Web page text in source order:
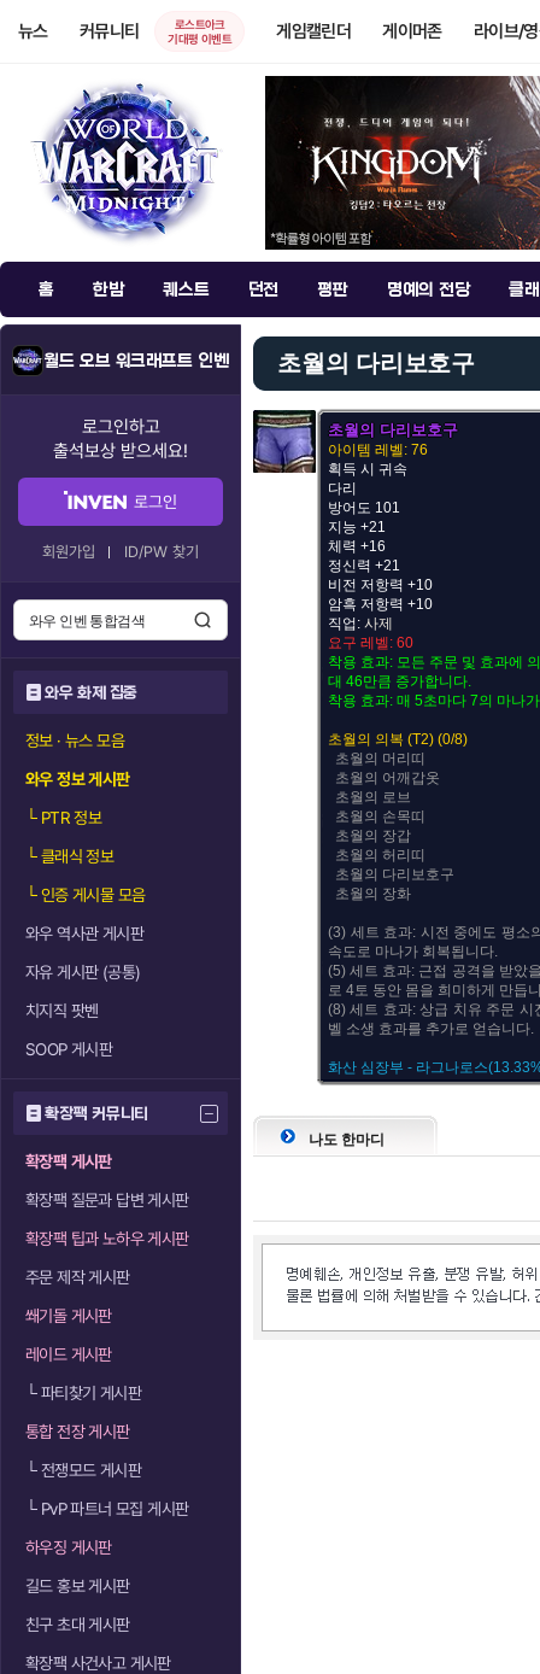
뉴스 커뮤니티
로스트아크
기대평 이벤트
게임캘린더 게이머존 라이브/
홈 한밤 퀘스트 던전 평판 명예의 전당 클
월드 오브 워크래프트 인벤
로그인하고
출석보상 받으세요!
로그인
회원가입 ID/PW 찾기
와우 화제 집중
정보 · 뉴스 모음
와우 정보 게시판
└PTR 정보
└클래식 정보
└인증 게시물 모음
와우 역사관 게시판
자유 게시판 (공통)
치지직 팟벤
SOOP 게시판
확장팩 커뮤니티
확장팩 게시판
확장팩 질문과 답변 게시판
확장팩 팁과 노하우 게시판
주문 제작 게시판
쐐기돌 게시판
레이드 게시판
└파티찾기 게시판
통합 전장 게시판
└전쟁모드 게시판
└PvP 파트너 모집 게시판
하우징 게시판
길드 홍보 게시판
친구 초대 게시판
확장팩 사건사고 게시판
초월의 다리보호구
초월의 다리보호구
아이템 레벨: 76
획득 시 귀속
다리
방어도 101
지능 +21
체력 +16
정신력 +21
비전 저항력 +10
암흑 저항력 +10
직업: 사제
요구 레벨: 60
착용 효과: 모든 주문 및 효과에
대 46만큼 증가합니다.
착용 효과: 매 5초마다 7의 마나
초월의 의복 (T2) (0/8)
초월의 머리띠
초월의 어깨갑옷
초월의 로브
초월의 손목띠
초월의 장갑
초월의 허리띠
초월의 다리보호구
초월의 장화
(3) 세트 효과: 시전 중에도 평소
속도로 마나가 회복됩니다.
(5) 세트 효과: 근접 공격을 받았
로 4토 동안 몸을 희미하게 만듭
(8) 세트 효과: 상급 치유 주문 시
벨 소생 효과를 추가로 얻습니다.
화산 심장부 - 라그나로스
나도 한마디